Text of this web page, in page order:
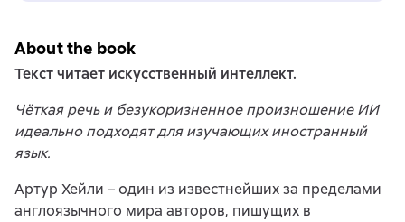
About the book
Текст читает искусственный интеллект.
Чёткая речь и безукоризненное произношение ИИ
идеально подходят для изучающих иностранный
язык.
Артур Хейли – один из известнейших за пределами
англоязычного мира авторов, пишущих в